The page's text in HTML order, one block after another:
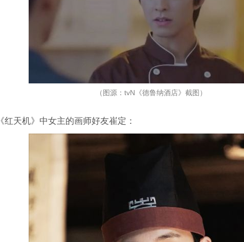
（图源：tvN《德鲁纳酒店》截图）
《红天机》中女主的画师好友崔定：